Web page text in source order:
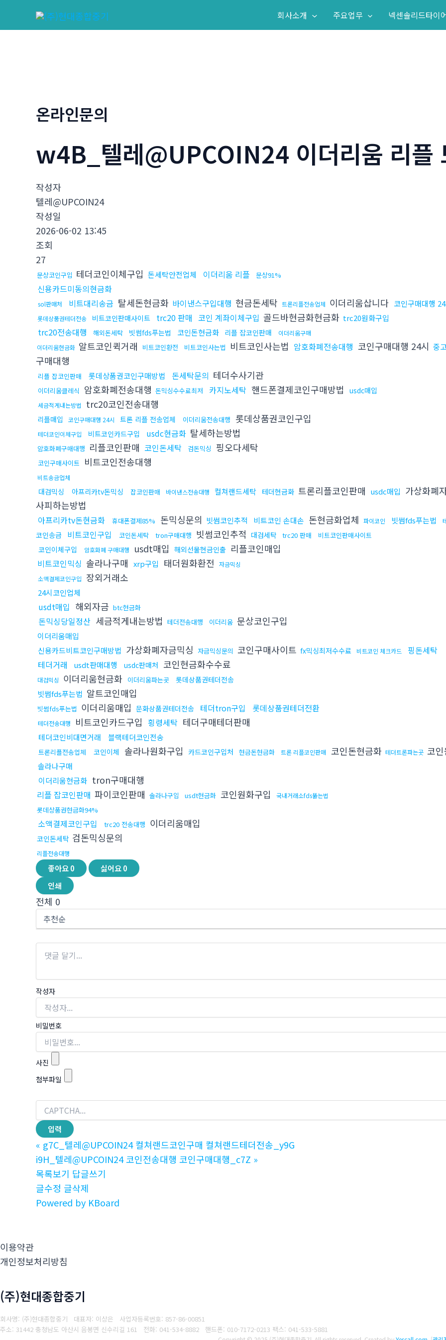
회사소개 주요업무 넥센솔리드타이
온라인문의
w4B_텔레@UPCOIN24 이더리움 리플
작성자
텔레@UPCOIN24
작성일
2026-06-02 13:45
조회
27
문상코인구입 테더코인이체구입 돈세탁안전업체 이더리움 리플 문상91%
신용카드미동의현금화
sol판매처 비트대리송금 탈세돈현금화 바이낸스구입대행 현금돈세탁 트론리플전송업체 이더리움삽니다 코인구매대행
롯데상품권테더전송 비트코인판매사이트 trc20 판매 코인 계좌이체구입 골드바현금화현금화 trc20원화구입
trc20전송대행 해외돈세탁 빗썸fds푸는법 코인돈현금화 리플 잡코인판매
이더리움구매
이더리움현금화 알트코인퀵거래 비트코인환전 비트코인사는법 비트코인사는법 암호화폐전송대행 코인구매대행 24시 중
구매대행
리플 잡코인판매 롯데상품권코인구매방법 돈세탁문의 테더수사기관
이더리움클레식 암호화폐전송대행 돈믹싱수수료최저 카지노세탁 핸드폰결제코인구매방법 usdc매입
세금적게내는방법 trc20코인전송대행
리플매입 코인구매대행 24시 트론 리플 전송업체 이더리움전송대행 롯데상품권코인구입
테더코인이체구입 비트코인카드구입 usdc현금화 탈세하는방법
암호화폐구매대행 리플코인판매 코인돈세탁 검돈믹싱 핑오다세탁
코인구매사이트 비트코인전송대행
비트송금업체
대검믹싱 아프리카tv돈믹싱 잡코인판매 바이낸스전송대행 컬쳐랜드세탁 테더현금화 트론리플코인판매 usdc매입 가상화폐
사피하는방법
아프리카tv돈현금화 휴대폰결제85% 돈믹싱문의 빗썸코인추적 비트코인 손대손 돈현금화업체 파이코인 빗썸fds푸는법
코인송금 비트코인구입 코인돈세탁 tron구매대행 빗썸코인추적 대검세탁 trc20 판매 비트코인판매사이트
코인이체구입 암호화폐 구매대행 usdt매입 해외선물현금인출 리플코인매입
비트코인믹싱 솔라나구매 xrp구입 태더원화환전
자금믹싱
소액결제코인구입
장외거래소
24시코인업체
usdt매입 해외자금 btc현금화
돈믹싱당일정산 세금적게내는방법 테더전송대행 이더리움 문상코인구입
이더리움매입
신용카드비트코인구매방법 가상화폐자금믹싱 자금믹싱문의 코인구매사이트 fx믹싱최저수수료 비트코인 체크카드
핑돈세탁
테더거래
usdt판매대행 usdc판매처 코인현금화수수료
대검믹싱 이더리움현금화 이더리움파는곳 롯데상품권테더전송
빗썸fds푸는법 알트코인매입
빗썸fds푸는법 이더리움매입 문화상품권테더전송 테더tron구입 롯데상품권테더전환
테더전송대행 비트코인카드구입 횡령세탁 테더구매테더판매
테더코인비대면거래 블랙테더코인전송
트론리플전송업체 코인이체 솔라나원화구입 카드코인구입처 현금돈현금화 트론 리플코인판매 코인돈현금화 테더트론파는곳 코
솔라나구매
이더리움현금화 tron구매대행
리플 잡코인판매 파이코인판매 솔라나구입 usdt현금화 코인원화구입 국내거래소fds뚫는법
롯데상품권현금화94%
소액결제코인구입 trc20 전송대행 이더리움매입
코인돈세탁 검돈믹싱문의
리플전송대행
좋아요0 싫어요0
인쇄
전체 0
작성자
비밀번호
사진
첨부파일
« g7C_텔레@UPCOIN24 컬쳐랜드코인구매 컬쳐랜드테더전송_y9G
i9H_텔레@UPCOIN24 코인전송대행 코인구매대행_c7Z »
목록보기 답글쓰기
글수정 글삭제
Powered by KBoard
이용약관
개인정보처리방침
(주)현대종합중기
회사명: (주)현대종합중기 대표자: 이상은 사업자등록번호: 857-86-00851
주소: 31442 충청남도 아산시 음봉면 신수리길 161 전화: 041-534-8882 핸드폰: 010-7172-0213 팩스: 041-533-5881